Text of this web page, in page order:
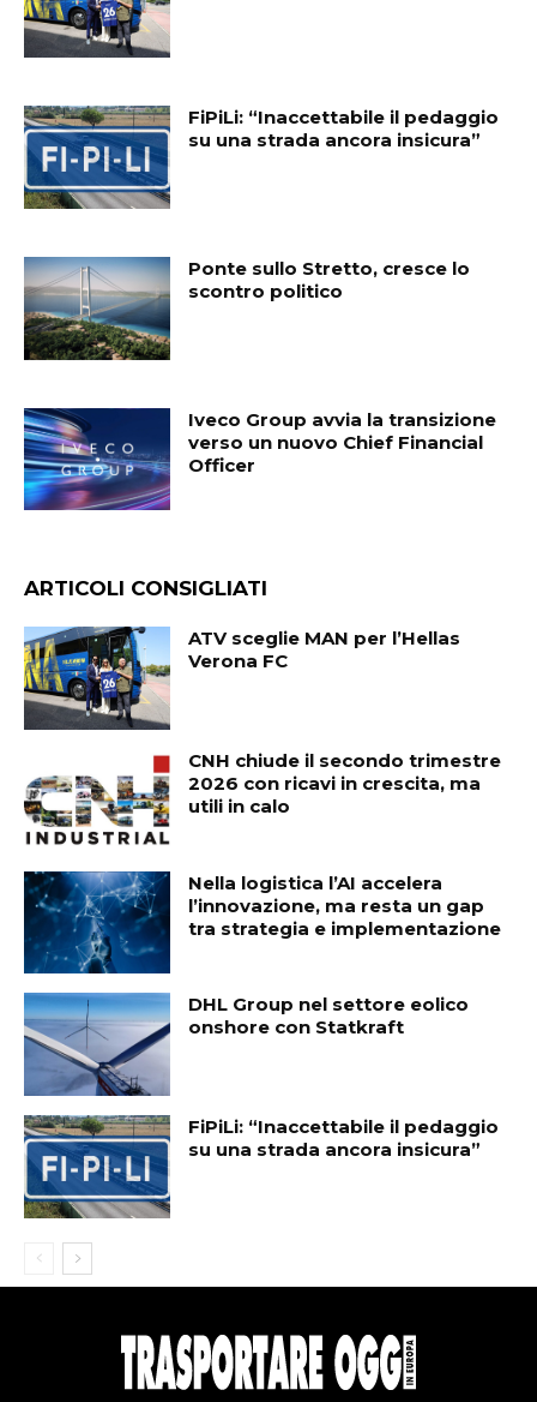
FiPiLi: “Inaccettabile il pedaggio
su una strada ancora insicura”
Ponte sullo Stretto, cresce lo
scontro politico
Iveco Group avvia la transizione
verso un nuovo Chief Financial
Officer
ARTICOLI CONSIGLIATI
ATV sceglie MAN per l’Hellas
Verona FC
CNH chiude il secondo trimestre
2026 con ricavi in crescita, ma
utili in calo
Nella logistica l’AI accelera
l’innovazione, ma resta un gap
tra strategia e implementazione
DHL Group nel settore eolico
onshore con Statkraft
FiPiLi: “Inaccettabile il pedaggio
su una strada ancora insicura”